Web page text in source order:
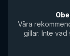
Våra
gillar. Inte vad